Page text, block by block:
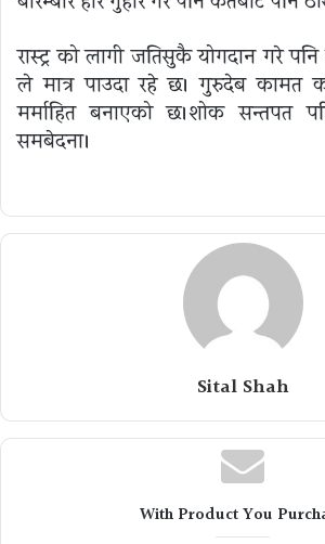
रास्ट्र को लागी जतिसुकै योगदान गरे
ले मात्र पाउदा रहे छ। गुरुदेब
मर्माहित बनाएको छ।शोक सन्तपत
समबेदना।
Sital Shah
With Product You